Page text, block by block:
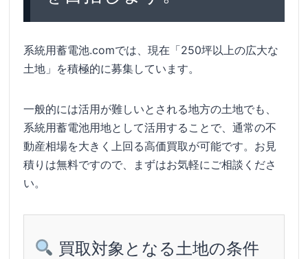
系統用蓄電池.comでは、現在「250坪以上の広大な
土地」を積極的に募集しています。
一般的には活用が難しいとされる地方の土地でも、
系統用蓄電池用地として活用することで、通常の不
動産相場を大きく上回る高価買取が可能です。お見
積りは無料ですので、まずはお気軽にご相談くださ
い。
買取対象となる土地の条件